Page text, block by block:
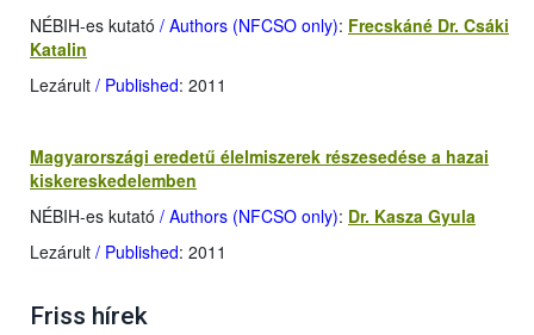
NÉBIH-es kutató / Authors (NFCSO only): Frecskáné Dr. Csáki
Katalin
Lezárult / Published: 2011
Magyarországi eredetű élelmiszerek részesedése a hazai
kiskereskedelemben
NÉBIH-es kutató / Authors (NFCSO only): Dr. Kasza Gyula
Lezárult / Published: 2011
Friss hírek